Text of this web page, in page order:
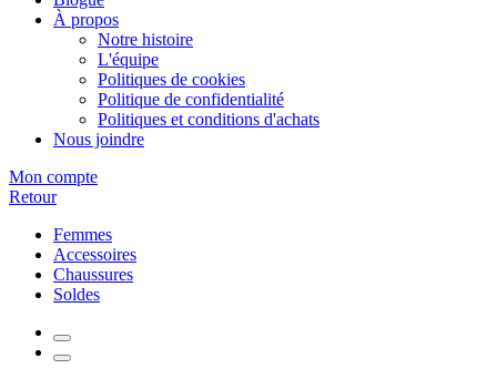
À propos
Notre histoire
L'équipe
Politiques de cookies
Politique de confidentialité
Politiques et conditions d'achats
Nous joindre
Mon compte
Retour
Femmes
Accessoires
Chaussures
Soldes